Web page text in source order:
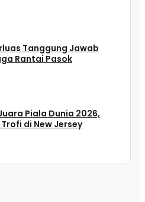
Tanggung Jawab
Rantai Pasok
Piala Dunia 2026,
di New Jersey